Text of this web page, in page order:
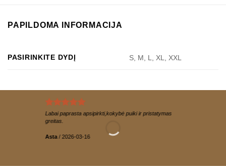
PAPILDOMA INFORMACIJA
PASIRINKITE DYDĮ S, M, L, XL, XXL
Labai paprasta apsipirkti,kokybė puiki ir pristatymas
greitas.
Asta / 2026-03-16